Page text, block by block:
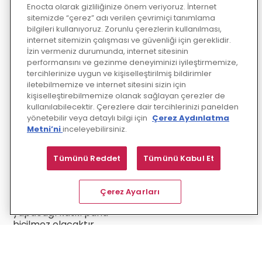
biçimleri ve tercihleri
farklıdır. Anekdotlarla,
öykülerle
canlandırılmış yüz
yüze eğitim etkili olsa
da, pek çok çalışan için
karma öğrenme
çözümleri idealdir.
Özel tasarlanmış bir
e-öğrenme
çözümünün yanı sıra
etkileşimi sağlayan ve
yönünü destekleyen
eğitimin verimliliğe
yapacağı katkı paha
biçilmez olacaktır.
Enocta olarak gizliliğinize önem veriyoruz. İnternet
sitemizde “çerez” adı verilen çevrimiçi tanımlama
bilgileri kullanıyoruz. Zorunlu çerezlerin kullanılması,
internet sitemizin çalışması ve güvenliği için gereklidir.
İzin vermeniz durumunda, internet sitesinin
performansını ve gezinme deneyiminizi iyileştirmemize,
tercihlerinize uygun ve kişiselleştirilmiş bildirimler
iletebilmemize ve internet sitesini sizin için
kişiselleştirebilmemize olanak sağlayan çerezler de
kullanılabilecektir. Çerezlere dair tercihlerinizi panelden
yönetebilir veya detaylı bilgi için Çerez Aydınlatma
Metni’niinceleyebilirsiniz.
Tümünü Reddet Tümünü Kabul Et
Çerez Ayarları